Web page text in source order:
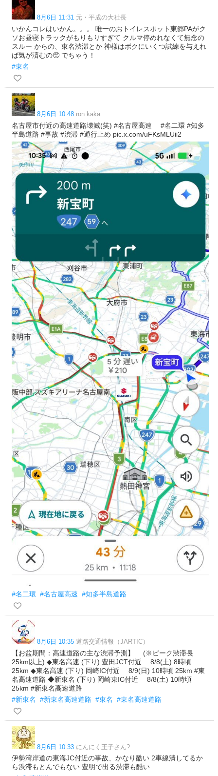
8月6日 11:31 元・平成の大社長
いかんコレはいかん。。。 唯一のおトイレスポット東郷PAがク
ソお昼寝トラックがもりもりすぎて クルマ停めれなくて無念の
スルー からの、東名渋滞とか 神様はボクにいくつ試練を与えれ
ば気が済むの🥺 でちゃう！
#東名
8月6日 10:48 ron kaka
名古屋市付近の高速道路壊滅(笑) #名古屋高速 #名二環 #知多
半島道路 #事故 #渋滞 #通行止め pic.x.com/uFKsMLUii2
#名二環 #名古屋高速 #知多半島道路
8月6日 10:35 道路交通情報（JARTIC）
【お盆期間：高速道路の主な渋滞予測】 (※ピーク渋滞長
25km以上) ◆東名高速 (下り) 豊田JCT付近 8/8(土) 8時頃
25km ◆東名高速 (下り) 岡崎IC付近 8/9(日) 10時頃 25km #東
名高速道路 ◆新東名 (下り) 岡崎東IC付近 8/8(土) 10時頃
25km #新東名高速道路
#新東名
#新東名高速道路 #東名 #東名高速道路
8月6日 10:33 にんにく王子さん?
伊勢湾岸道の東海JC付近の事故、かなり酷い 2車線潰してるか
ら渋滞もとんでもない 豊明で出る渋滞も酷い